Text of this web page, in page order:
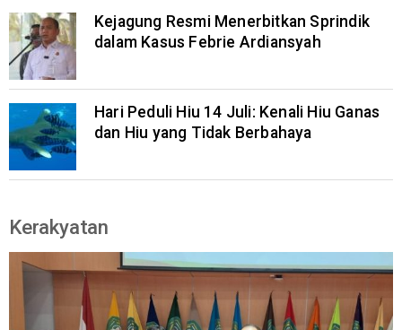
Kejagung Resmi Menerbitkan Sprindik
dalam Kasus Febrie Ardiansyah
Hari Peduli Hiu 14 Juli: Kenali Hiu Ganas
dan Hiu yang Tidak Berbahaya
Kerakyatan